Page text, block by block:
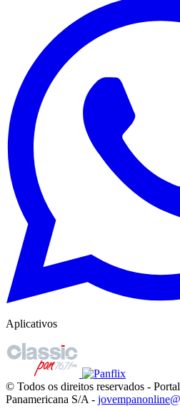
Aplicativos
© Todos os direitos reservados -
Panamericana S/A -